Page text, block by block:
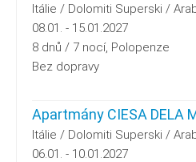
Itálie / Dolomiti Superski /
08.01. - 15.01.2027
8 dnů / 7 nocí, Polopenze
Bez dopravy
Apartmány CIESA DELA
Itálie / Dolomiti Superski /
06.01. - 10.01.2027